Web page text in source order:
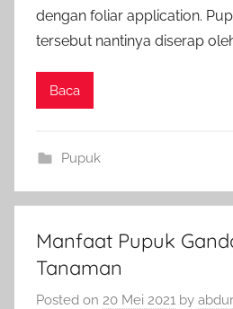
dengan foliar application.
tersebut nantinya diserap
Baca
Pupuk
Manfaat Pupuk
Tanaman
Posted on 20 Mei 2021 by